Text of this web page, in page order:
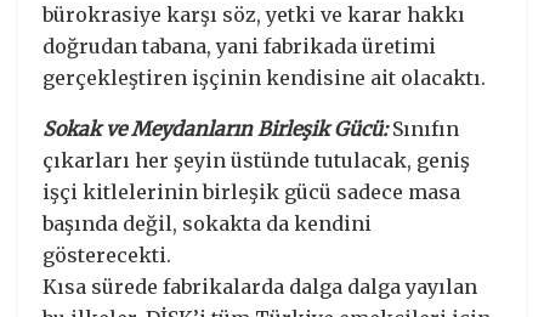
bürokrasiye karşı söz, yetki ve karar hakkı
doğrudan tabana, yani fabrikada üretimi
gerçekleştiren işçinin kendisine ait olacaktı.
Sokak ve Meydanların Birleşik Gücü:Sınıfın
çıkarları her şeyin üstünde tutulacak, geniş
işçi kitlelerinin birleşik gücü sadece masa
başında değil, sokakta da kendini
gösterecekti.
Kısa sürede fabrikalarda dalga dalga yayılan